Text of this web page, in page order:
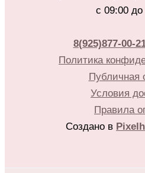
с 09:00 до
8(925)877-00-
Политика
Публичная
Условия
Правила
Создано в